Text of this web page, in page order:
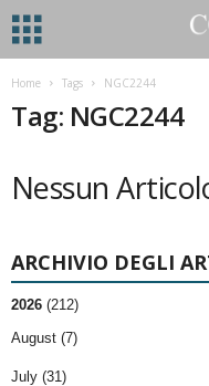
Home Tags NGC2244
Tag: NGC2244
Nessun
ARCHIVIO DEGLI
2026 (212)
August (7)
July (31)